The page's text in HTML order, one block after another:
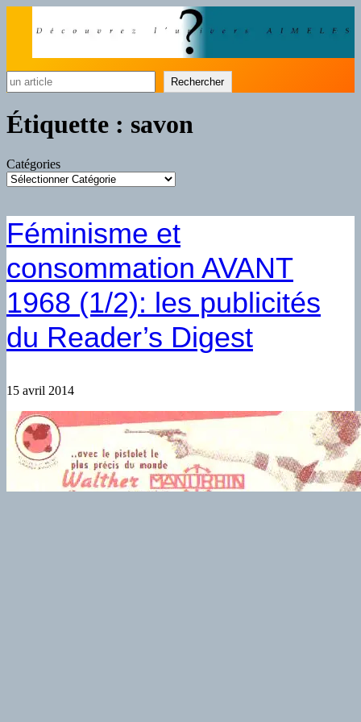
Rechercher
Étiquette : savon
Catégories
Féminisme et
consommation AVANT
1968 (1/2): les publicités
du Reader’s Digest
15 avril 2014